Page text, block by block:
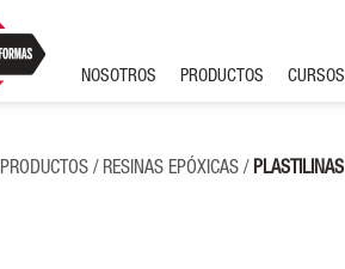
NOSOTROS PRODUCTOS CURSOS
PRODUCTOS / RESINAS EPÓXICAS / PLASTILINAS